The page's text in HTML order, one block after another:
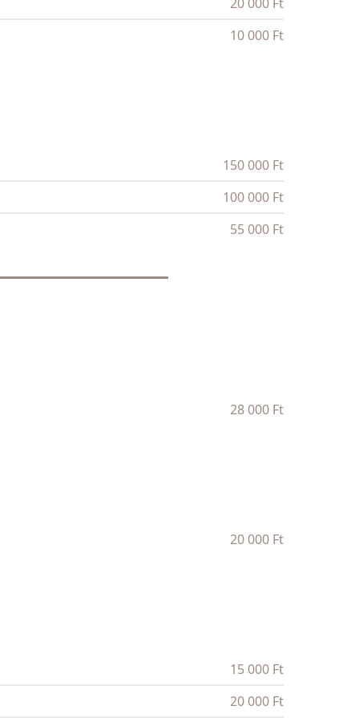
10 000 Ft
150 000 Ft
100 000 Ft
55 000 Ft
28 000 Ft
20 000 Ft
15 000 Ft
20 000 Ft